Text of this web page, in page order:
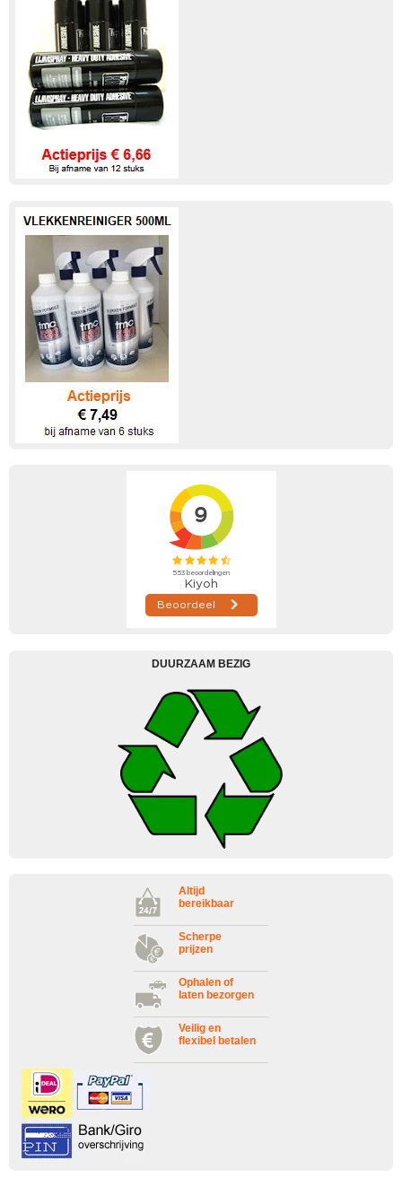
DUURZAAM BEZIG
Altijd
bereikbaar
Scherpe
prijzen
Ophalen of
laten bezorgen
Veilig en
flexibel betalen